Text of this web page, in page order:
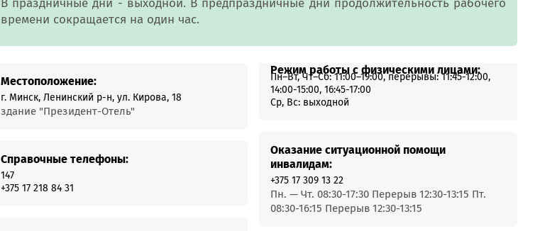
Онлайн-консультант:
пн—пт 9:00 - 20:00*
Спросить онлайн
Swoo Pay
Переводы по
номеру
телефона Visa
В праздничные дни - выходной. В предпраздничные дни продолжительность рабочего
времени сокращается на один час.
Местоположение:
г. Минск, Ленинский р-н, ул. Кирова, 18
здание "Президент-Отель"
Справочные телефоны:
147
+375 17 218 84 31
Режим работы с физическими лицами:
Пн–Вт, Чт–Сб: 11:00–19:00, перерывы: 11:45-12:00,
14:00-15:00, 16:45-17:00
Ср, Вс: выходной
Оказание ситуационной помощи
инвалидам:
+375 17 309 13 22
Пн. — Чт. 08:30-17:30 Перерыв 12:30-13:15 Пт.
08:30-16:15 Перерыв 12:30-13:15